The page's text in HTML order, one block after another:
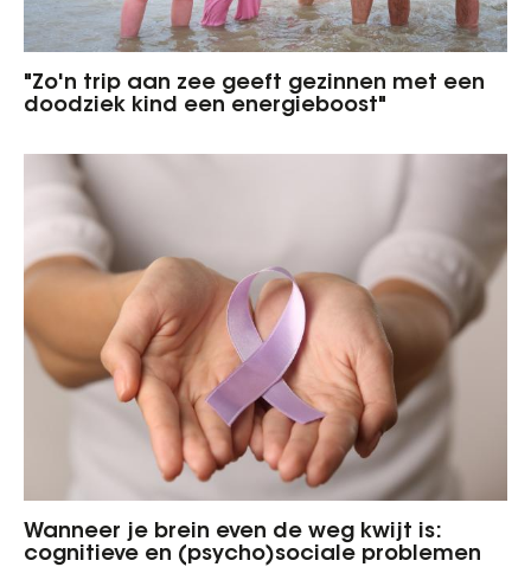
"Zo'n trip aan zee geeft gezinnen met een
doodziek kind een energieboost"
Wanneer je brein even de weg kwijt is:
cognitieve en (psycho)sociale problemen